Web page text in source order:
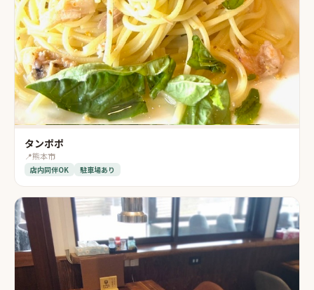
タンポポ
📍熊本市
店内同伴OK 駐車場あり